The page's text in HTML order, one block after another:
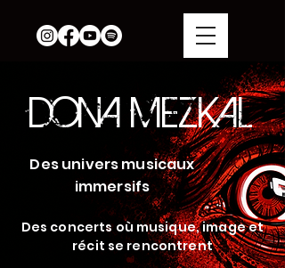
DONA MEZKAL
Des univers musicaux
immersifs
Des concerts où musique, image et
récit se rencontrent